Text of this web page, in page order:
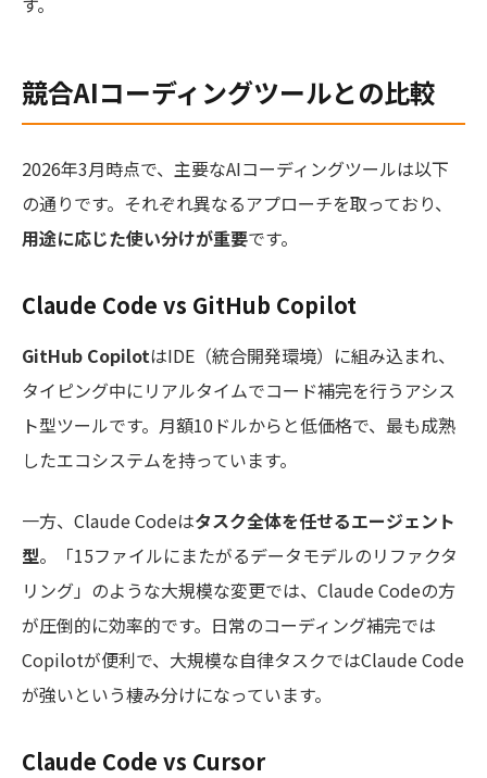
競合AIコーディングツールとの比較
2026年3月時点で、主要なAIコーディングツールは以下
の通りです。それぞれ異なるアプローチを取っており、
用途に応じた使い分けが重要です。
Claude Code vs GitHub Copilot
GitHub CopilotはIDE（統合開発環境）に組み込まれ、
タイピング中にリアルタイムでコード補完を行うアシス
ト型ツールです。月額10ドルからと低価格で、最も成熟
したエコシステムを持っています。
一方、Claude Codeはタスク全体を任せるエージェント
型。「15ファイルにまたがるデータモデルのリファクタ
リング」のような大規模な変更では、Claude Codeの方
が圧倒的に効率的です。日常のコーディング補完では
Copilotが便利で、大規模な自律タスクではClaude Code
が強いという棲み分けになっています。
Claude Code vs Cursor